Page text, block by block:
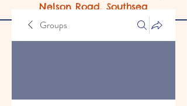
Nelson Road, Southsea
Groups